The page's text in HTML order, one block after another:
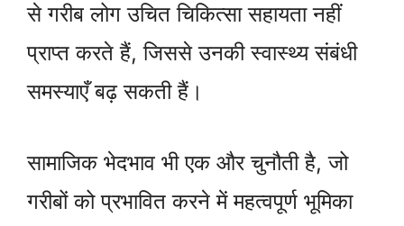
से गरीब लोग उचित चिकित्सा सहायता नहीं
प्राप्त करते हैं, जिससे उनकी स्वास्थ्य संबंधी
समस्याएँ बढ़ सकती हैं।
सामाजिक भेदभाव भी एक और चुनौती है, जो
गरीबों को प्रभावित करने में महत्वपूर्ण भूमिका